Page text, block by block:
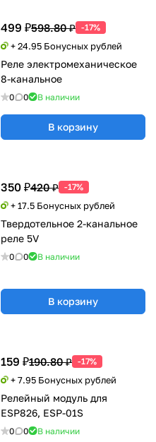
499 ₽598.80 ₽ -17%
+ 24.95 Бонусных рублей
Реле электромеханическое
8-канальное
0 0 В наличии
В корзину
350 ₽420 ₽ -17%
+ 17.5 Бонусных рублей
Твердотельное 2-канальное
реле 5V
0 0 В наличии
В корзину
159 ₽190.80 ₽ -17%
+ 7.95 Бонусных рублей
Релейный модуль для
ESP826, ESP-01S
0 0 В наличии